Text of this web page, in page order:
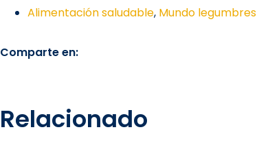
Alimentación saludable, Mundo legumbres
Comparte en:
Relacionado